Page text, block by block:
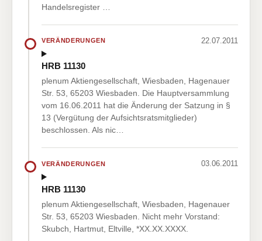
Handelsregister …
VERÄNDERUNGEN 22.07.2011
HRB 11130
plenum Aktiengesellschaft, Wiesbaden, Hagenauer
Str. 53, 65203 Wiesbaden. Die Hauptversammlung
vom 16.06.2011 hat die Änderung der Satzung in §
13 (Vergütung der Aufsichtsratsmitglieder)
beschlossen. Als nic…
VERÄNDERUNGEN 03.06.2011
HRB 11130
plenum Aktiengesellschaft, Wiesbaden, Hagenauer
Str. 53, 65203 Wiesbaden. Nicht mehr Vorstand:
Skubch, Hartmut, Eltville, *XX.XX.XXXX.